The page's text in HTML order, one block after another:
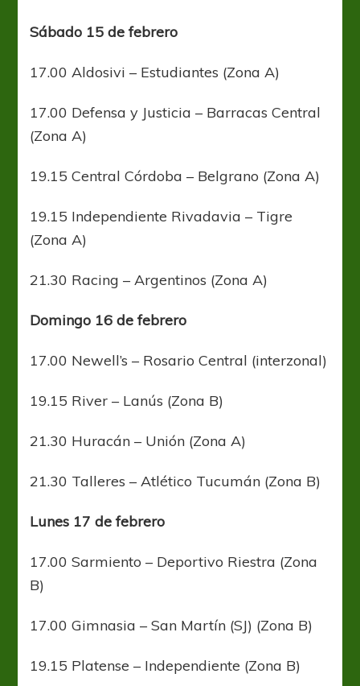
Sábado 15 de febrero
17.00 Aldosivi – Estudiantes (Zona A)
17.00 Defensa y Justicia – Barracas Central
(Zona A)
19.15 Central Córdoba – Belgrano (Zona A)
19.15 Independiente Rivadavia – Tigre
(Zona A)
21.30 Racing – Argentinos (Zona A)
Domingo 16 de febrero
17.00 Newell’s – Rosario Central (interzonal)
19.15 River – Lanús (Zona B)
21.30 Huracán – Unión (Zona A)
21.30 Talleres – Atlético Tucumán (Zona B)
Lunes 17 de febrero
17.00 Sarmiento – Deportivo Riestra (Zona
B)
17.00 Gimnasia – San Martín (SJ) (Zona B)
19.15 Platense – Independiente (Zona B)